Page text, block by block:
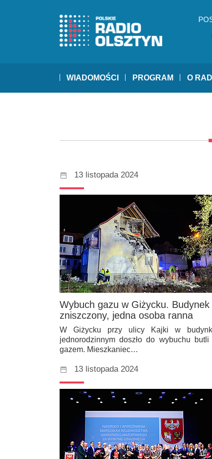
WIADOMOŚCI PROGRAM O
13 listopada 2024
Wybuch gazu w Giżycku. Budynek
zniszczony, jedna osoba ranna
W Giżycku przy ulicy Kajki w
jednorodzinnym doszło do wybuchu butli
gazem. Mieszkaniec…
13 listopada 2024